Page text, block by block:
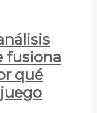
fusiona
qué